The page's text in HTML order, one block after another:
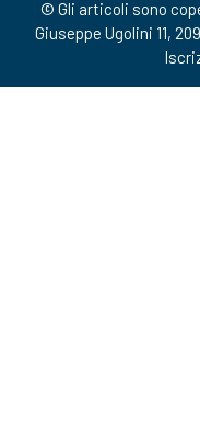
© Gli articoli sono
Giuseppe Ugolini 11,